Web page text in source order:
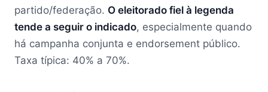
partido/federação. O eleitorado fiel à legenda
tende a seguir o indicado, especialmente quando
há campanha conjunta e endorsement público.
Taxa típica: 40% a 70%.